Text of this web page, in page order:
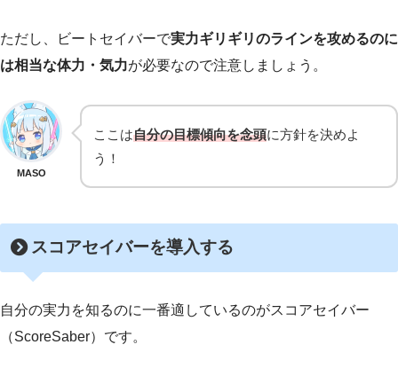
ただし、ビートセイバーで実力ギリギリのラインを攻めるのに
は相当な体力・気力が必要なので注意しましょう。
MASO
ここは自分の目標傾向を念頭に方針を決めよ
う！
スコアセイバーを導入する
自分の実力を知るのに一番適しているのがスコアセイバー
（ScoreSaber）です。